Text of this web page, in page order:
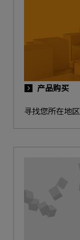
产品购买
寻找您所在地